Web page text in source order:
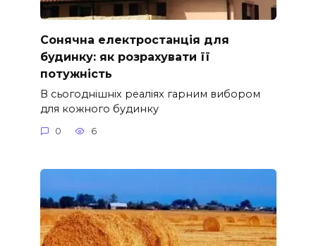
Сонячна електростанція для
будинку: як розрахувати її
потужність
В сьогоднішніх реаліях гарним вибором
для кожного будинку
0 6